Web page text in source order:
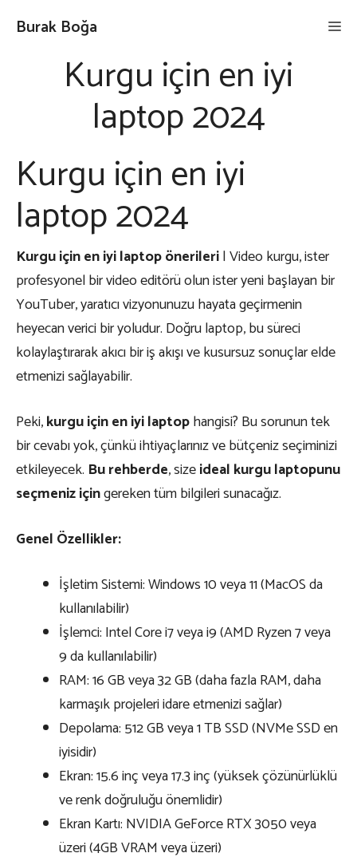
atlaBurak Boğa
Kurgu için en iyi
laptop 2024
Kurgu için en iyi
laptop 2024
Kurgu için en iyi laptop önerileri| Video kurgu, ister
profesyonel bir video editörü olun ister yeni başlayan bir
YouTuber, yaratıcı vizyonunuzu hayata geçirmenin
heyecan verici bir yoludur. Doğru laptop, bu süreci
kolaylaştırarak akıcı bir iş akışı ve kusursuz sonuçlar elde
etmenizi sağlayabilir.
Peki,kurgu için en iyi laptophangisi? Bu sorunun tek
bir cevabı yok, çünkü ihtiyaçlarınız ve bütçeniz seçiminizi
etkileyecek. Bu rehberde, sizeideal kurgu laptopunu
seçmeniz içingereken tüm bilgileri sunacağız.
Genel Özellikler:
İşletim Sistemi: Windows 10 veya 11 (MacOS da
kullanılabilir)
İşlemci: Intel Core i7 veya i9 (AMD Ryzen 7 veya
9 da kullanılabilir)
RAM: 16 GB veya 32 GB (daha fazla RAM, daha
karmaşık projeleri idare etmenizi sağlar)
Depolama: 512 GB veya 1 TB SSD (NVMe SSD en
iyisidir)
Ekran: 15.6 inç veya 17.3 inç (yüksek çözünürlüklü
ve renk doğruluğu önemlidir)
Ekran Kartı: NVIDIA GeForce RTX 3050 veya
üzeri (4GB VRAM veya üzeri)